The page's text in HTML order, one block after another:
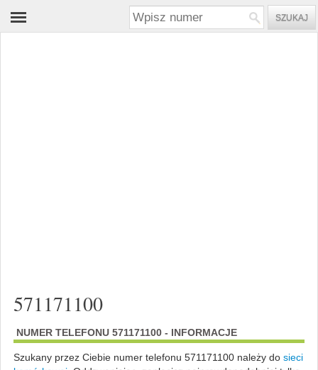
571171100
NUMER TELEFONU 571171100 - INFORMACJE
Szukany przez Ciebie numer telefonu 571171100 należy do sieci